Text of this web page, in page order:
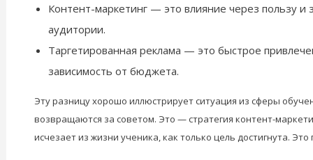
Контент-маркетинг — это влияние через пользу и
аудитории.
Таргетированная реклама — это быстрое
зависимость от бюджета.
Эту разницу хорошо иллюстрирует ситуация из сферы
возвращаются за советом. Это — стратегия контент-
исчезает из жизни ученика, как только цель достигнута.